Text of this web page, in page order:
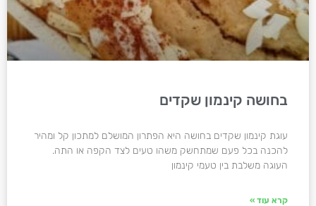
בחושה קינמון שקדים
עוגת קינמון שקדים בחושה היא הפתרון המושלם למתכון קל ומהיר
להכנה בכל פעם שמתחשק משהו טעים לצד הקפה או התה.
העוגה משלבת בין טעמי קינמון
קרא עוד »